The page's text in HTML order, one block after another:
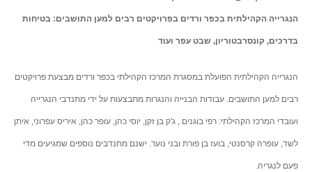
הנגרייה הקהילתית בכפר ורדים בפרויקטים רבים למען התושבים: בטיחות
בדרכים, קונסרבטוריון, שבט עפר ועוד
הנגרייה הקהילתית הפועלת במסגרת המרכז הקהילתי בכפר ורדים מבצעת פרויקטים
רבים למען התושבים. עבודות הבנייה והנגרות מתבצעות על ידי מתנדבי הנגרייה
ועובדי המרכז הקהילתי: רפי בוגנים , ג'ק בן זקן, יוסי כהן, עופר כהן, איריס עפרוני, איתן
לשד, עופרה קרסנטי, בועז בן פורת ובני נוער. ישנם מתנדבים נוספים שמגיעים מדי
פעם לנגריה.